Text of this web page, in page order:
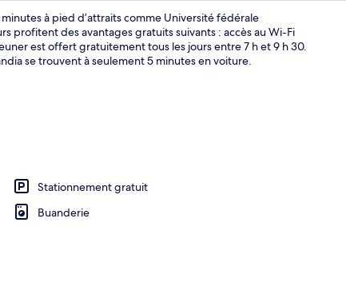
à pied d’attraits comme Université fédérale
profitent des avantages gratuits suivants : accès au Wi-Fi
est offert gratuitement tous les jours entre 7 h et 9 h 30.
se trouvent à seulement 5 minutes en voiture.
Stationnement gratuit
Buanderie